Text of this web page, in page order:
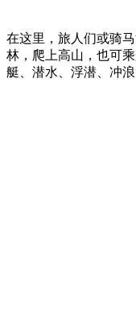
在这里，旅人们或骑
林，爬上高山，也可
艇、潜水、浮潜、冲